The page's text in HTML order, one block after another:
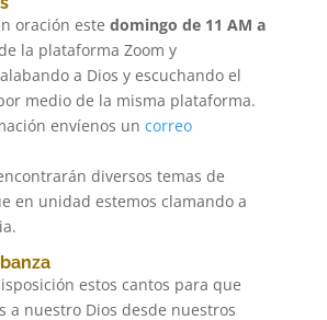
oración este domingo de 11 AM a
la plataforma Zoom y
a Dios y escuchando el
medio de la misma plataforma.
envíenos un correo
diversos temas de
en unidad estemos clamando a
estos cantos para que
a nuestro Dios desde nuestros